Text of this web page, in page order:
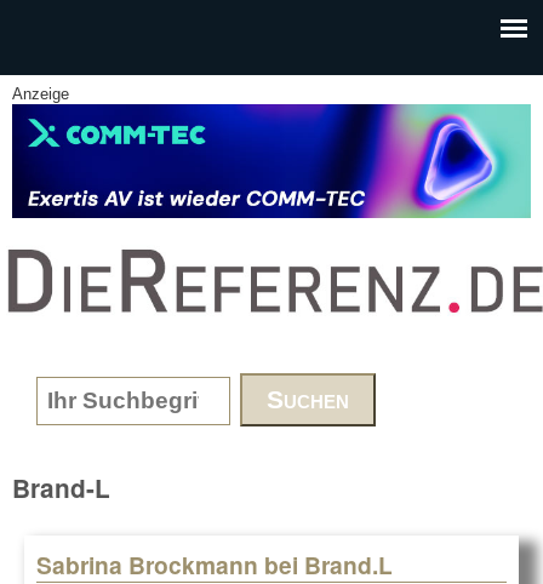
Anzeige
www.DieReferenz.de
Search form
Brand-L
Sabrina Brockmann bei Brand.L